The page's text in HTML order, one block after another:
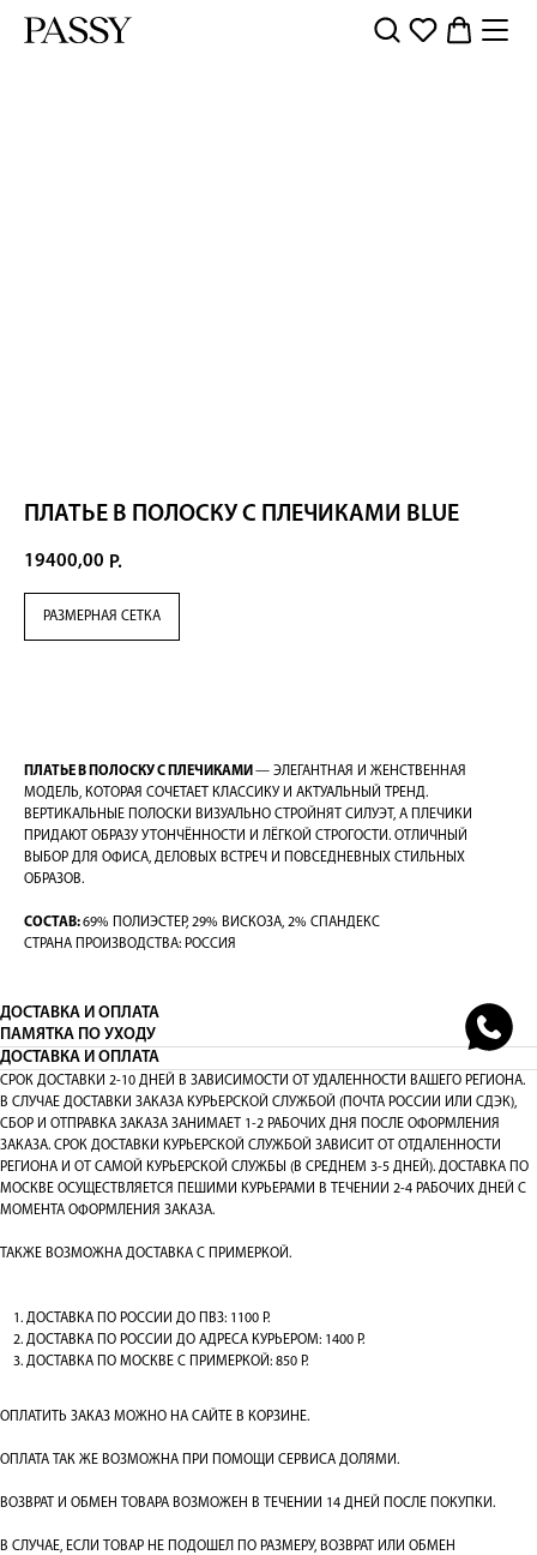
ПЛАТЬЕ В ПОЛОСКУ С ПЛЕЧИКАМИ BLUE
19400,00 Р.
РАЗМЕРНАЯ СЕТКА
ПЛАТЬЕ В ПОЛОСКУ С ПЛЕЧИКАМИ — ЭЛЕГАНТНАЯ И ЖЕНСТВЕННАЯ
МОДЕЛЬ, КОТОРАЯ СОЧЕТАЕТ КЛАССИКУ И АКТУАЛЬНЫЙ ТРЕНД.
ВЕРТИКАЛЬНЫЕ ПОЛОСКИ ВИЗУАЛЬНО СТРОЙНЯТ СИЛУЭТ, А ПЛЕЧИКИ
ПРИДАЮТ ОБРАЗУ УТОНЧЁННОСТИ И ЛЁГКОЙ СТРОГОСТИ. ОТЛИЧНЫЙ
ВЫБОР ДЛЯ ОФИСА, ДЕЛОВЫХ ВСТРЕЧ И ПОВСЕДНЕВНЫХ СТИЛЬНЫХ
ОБРАЗОВ.
СОСТАВ:69% ПОЛИЭСТЕР, 29% ВИСКОЗА, 2% СПАНДЕКС
СТРАНА ПРОИЗВОДСТВА: РОССИЯ
ДОСТАВКА И ОПЛАТА
ПАМЯТКА ПО УХОДУ
ДОСТАВКА И ОПЛАТА
СРОК ДОСТАВКИ 2-10 ДНЕЙ В ЗАВИСИМОСТИ ОТ УДАЛЕННОСТИ ВАШЕГО РЕГИОНА.
В СЛУЧАЕ ДОСТАВКИ ЗАКАЗА КУРЬЕРСКОЙ СЛУЖБОЙ (ПОЧТА РОССИИ ИЛИ СДЭК),
СБОР И ОТПРАВКА ЗАКАЗА ЗАНИМАЕТ 1-2 РАБОЧИХ ДНЯ ПОСЛЕ ОФОРМЛЕНИЯ
ЗАКАЗА. СРОК ДОСТАВКИ КУРЬЕРСКОЙ СЛУЖБОЙ ЗАВИСИТ ОТ ОТДАЛЕННОСТИ
РЕГИОНА И ОТ САМОЙ КУРЬЕРСКОЙ СЛУЖБЫ (В СРЕДНЕМ 3-5 ДНЕЙ). ДОСТАВКА ПО
МОСКВЕ ОСУЩЕСТВЛЯЕТСЯ ПЕШИМИ КУРЬЕРАМИ В ТЕЧЕНИИ 2-4 РАБОЧИХ ДНЕЙ С
МОМЕНТА ОФОРМЛЕНИЯ ЗАКАЗА.
ТАКЖЕ ВОЗМОЖНА ДОСТАВКА С ПРИМЕРКОЙ.
ДОСТАВКА ПО РОССИИ ДО ПВЗ: 1100 Р.
ДОСТАВКА ПО РОССИИ ДО АДРЕСА КУРЬЕРОМ: 1400 Р.
ДОСТАВКА ПО МОСКВЕ С ПРИМЕРКОЙ: 850 Р.
ОПЛАТИТЬ ЗАКАЗ МОЖНО НА САЙТЕ В КОРЗИНЕ.
ОПЛАТА ТАК ЖЕ ВОЗМОЖНА ПРИ ПОМОЩИ СЕРВИСА ДОЛЯМИ.
ВОЗВРАТ И ОБМЕН ТОВАРА ВОЗМОЖЕН В ТЕЧЕНИИ 14 ДНЕЙ ПОСЛЕ ПОКУПКИ.
В СЛУЧАЕ, ЕСЛИ ТОВАР НЕ ПОДОШЕЛ ПО РАЗМЕРУ, ВОЗВРАТ ИЛИ ОБМЕН